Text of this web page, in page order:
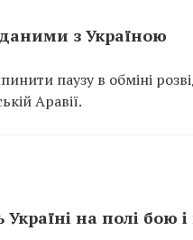
з Україною
паузу в обміні
Аравії.
на полі бою і